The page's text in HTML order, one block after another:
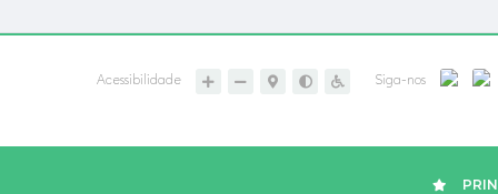
Acessibilidade Siga-nos